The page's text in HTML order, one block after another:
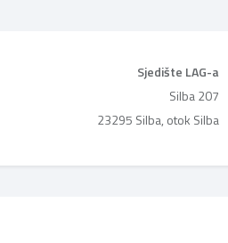
Sjedište LAG-a
Silba 207
23295 Silba, otok Silba